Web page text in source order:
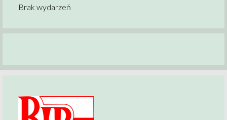
Brak wydarzeń